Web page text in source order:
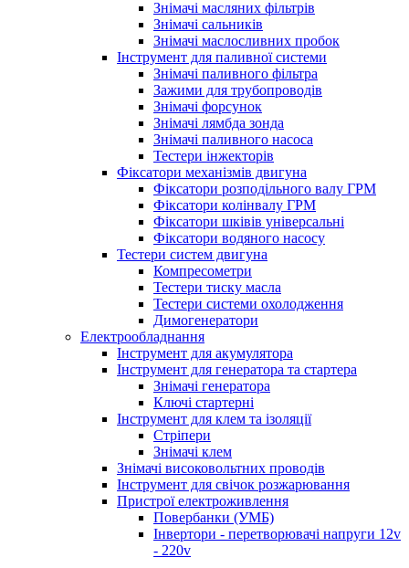
Знімачі масляних фільтрів
Знімачі сальників
Знімачі маслосливних пробок
Інструмент для паливної системи
Знімачі паливного фільтра
Зажими для трубопроводів
Знімачі форсунок
Знімачі лямбда зонда
Знімачі паливного насоса
Тестери інжекторів
Фіксатори механізмів двигуна
Фіксатори розподільного валу ГРМ
Фіксатори колінвалу ГРМ
Фіксатори шківів універсальні
Фіксатори водяного насосу
Тестери систем двигуна
Компресометри
Тестери тиску масла
Тестери системи охолодження
Димогенератори
Електрообладнання
Інструмент для акумулятора
Інструмент для генератора та стартера
Знімачі генератора
Ключі стартерні
Інструмент для клем та ізоляції
Стріпери
Знімачі клем
Знімачі високовольтних проводів
Інструмент для свічок розжарювання
Пристрої електроживлення
Повербанки (УМБ)
Інвертори - перетворювачі напруги 12v
- 220v